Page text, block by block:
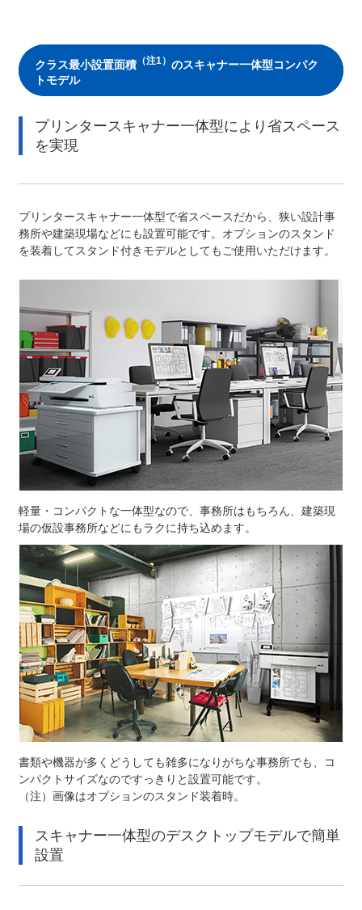
クラス最小設置面積 （注1） のスキャナー一体型コンパク
トモデル
プリンタースキャナー一体型により省スペース
を実現
プリンタースキャナー一体型で省スペースだから、狭い設計事
務所や建築現場などにも設置可能です。 オプションのスタンド
を装着してスタンド付きモデルとしてもご使用いただけます。
軽量・コンパクトな一体型なので、事務所はもちろん、建築現
場の仮設事務所などにもラクに持ち込めます。
書類や機器が多くどうしても雑多になりがちな事務所でも、コ
ンパクトサイズなのですっきりと設置可能です。
（注）画像はオプションのスタンド装着時。
スキャナー一体型のデスクトップモデルで簡単
設置